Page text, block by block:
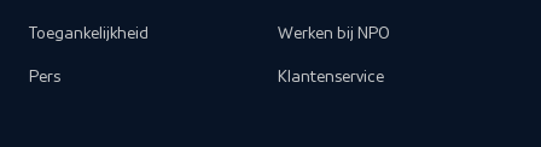
Toegankelijkheid
Pers
Werken bij NPO
Klantenservice